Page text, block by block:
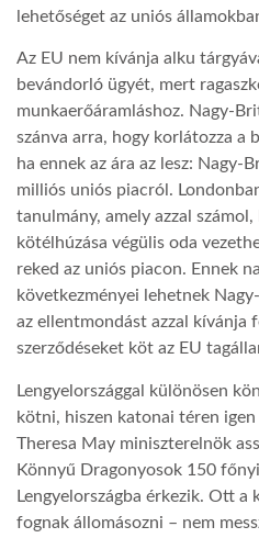
lehetőséget az uniós
Az EU nem kívánja alku
bevándorló ügyét, mert
munkaerőáramláshoz. Nagy-
szánva arra, hogy korlátozza a
ha ennek az ára az lesz: Nagy-
milliós uniós piacról.
tanulmány, amely azzal
kötélhúzása végülis oda
reked az uniós piacon. Ennek
következményei lehetnek
az ellentmondást azzal kívánja
szerződéseket köt az EU
Lengyelországgal különösen
kötni, hiszen katonai téren
Theresa May miniszterelnök
Könnyű Dragonyosok 150
Lengyelországba érkezik. Ott a
fognak állomásozni – nem